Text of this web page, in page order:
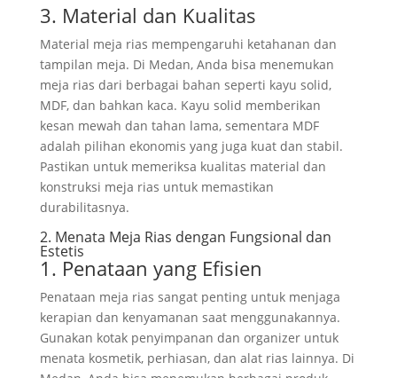
3. Material dan Kualitas
Material meja rias mempengaruhi ketahanan dan
tampilan meja. Di Medan, Anda bisa menemukan
meja rias dari berbagai bahan seperti kayu solid,
MDF, dan bahkan kaca. Kayu solid memberikan
kesan mewah dan tahan lama, sementara MDF
adalah pilihan ekonomis yang juga kuat dan stabil.
Pastikan untuk memeriksa kualitas material dan
konstruksi meja rias untuk memastikan
durabilitasnya.
2. Menata Meja Rias dengan Fungsional dan
Estetis
1. Penataan yang Efisien
Penataan meja rias sangat penting untuk menjaga
kerapian dan kenyamanan saat menggunakannya.
Gunakan kotak penyimpanan dan organizer untuk
menata kosmetik, perhiasan, dan alat rias lainnya. Di